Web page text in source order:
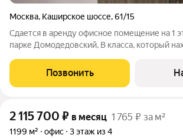
Москва, Каширское шоссе,61/15
Сдается в аренду офисное помещение на 1
парке Домодедовский, В класса, который
Арендатора! ЛОКАЦИЯ: - Пешая
Домодедовская, Орехово,
Позвонить
2 115 700 ₽ в месяц 1 765 ₽ за м²
1199 м² офис 3 этаж из 4